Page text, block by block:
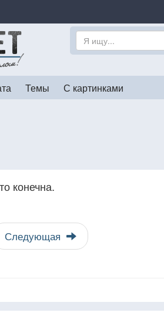
Темы С картинками
конечна.
Следующая